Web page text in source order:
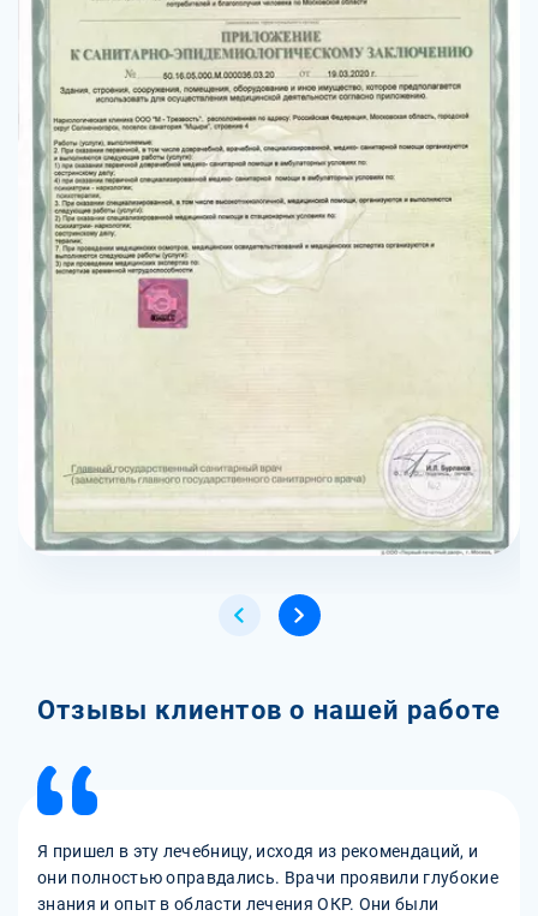
Отзывы клиентов о нашей работе
Я пришел в эту лечебницу, исходя из рекомендаций, и
они полностью оправдались. Врачи проявили глубокие
знания и опыт в области лечения ОКР. Они были